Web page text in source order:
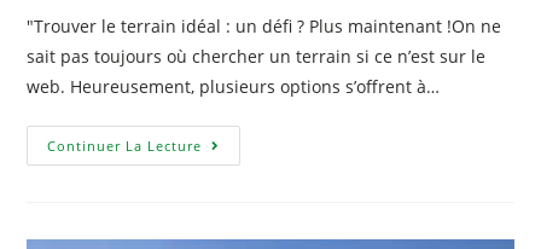
"Trouver le terrain idéal : un défi ? Plus maintenant !On ne
sait pas toujours où chercher un terrain si ce n’est sur le
web. Heureusement, plusieurs options s’offrent à…
Continuer La Lecture